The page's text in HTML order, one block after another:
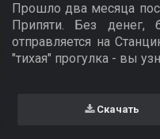
Прошло два месяца
Припяти. Без денег,
отправляется на
"тихая" прогулка - вы
Скачать